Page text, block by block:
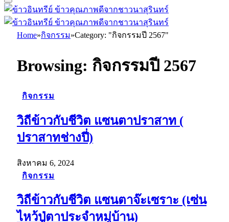
Home»กิจกรรม»Category: "กิจกรรมปี 2567"
Browsing: กิจกรรมปี 2567
กิจกรรม
วิถีข้าวกับชีวิต แซนตาปราสาท (
ปราสาทช่างปี่)
สิงหาคม 6, 2024
กิจกรรม
วิถีข้าวกับชีวิต แซนตาจ๊ะเซราะ (เซ่น
ไหว้ปู่ตาประจำหมู่บ้าน)